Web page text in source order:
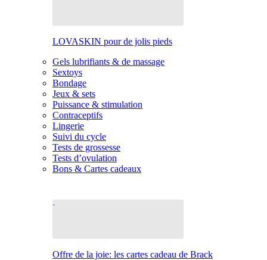
LOVASKIN pour de jolis pieds
Gels lubrifiants & de massage
Sextoys
Bondage
Jeux & sets
Puissance & stimulation
Contraceptifs
Lingerie
Suivi du cycle
Tests de grossesse
Tests d’ovulation
Bons & Cartes cadeaux
Offre de la joie: les cartes cadeau de Brack